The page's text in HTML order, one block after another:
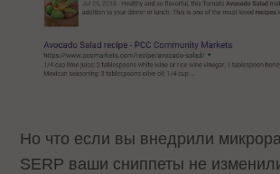
Но что если вы внедрили
SERP ваши сниппеты не